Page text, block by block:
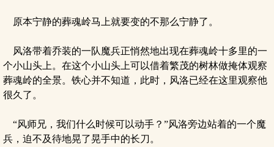
原本宁静的葬魂岭马上就要变的不那么宁静了。
风洛带着乔装的一队魔兵正悄然地出现在葬魂岭十多里的一
个小山头上。在这个小山头上可以借着繁茂的树林做掩体观察
葬魂岭的全景。铁心并不知道，此时，风洛已经在这里观察他
很久了。
“风师兄，我们什么时候可以动手？”风洛旁边站着的一个魔
兵，迫不及待地晃了晃手中的长刀。